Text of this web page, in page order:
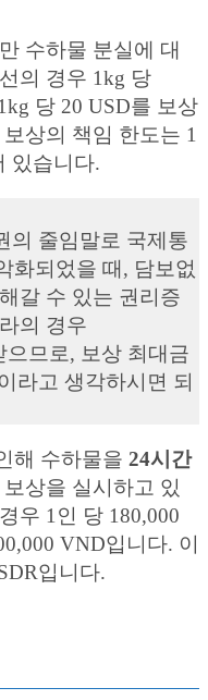
수하물 분실에 대
의 경우 1kg 당
당 20 USD를 보상
상의 책임 한도는 1
있습니다.
의 줄임말로 국제통
화되었을 때, 담보없
갈 수 있는 권리증
의 경우
으므로, 보상 최대금
라고 생각하시면 되
해 수하물을 24시간
상을 실시하고 있
우 1인 당 180,000
VND입니다. 이
입니다.